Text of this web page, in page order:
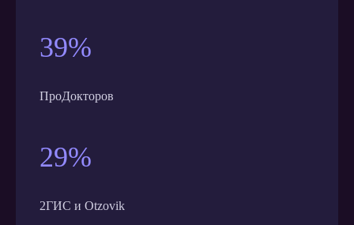
39%
ПроДокторов
29%
2ГИС и Otzovik